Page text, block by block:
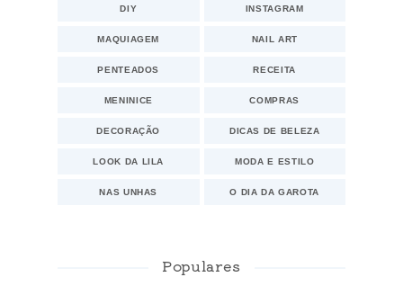
DIY INSTAGRAM
MAQUIAGEM NAIL ART
PENTEADOS RECEITA
MENINICE COMPRAS
DECORAÇÃO DICAS DE BELEZA
LOOK DA LILA MODA E ESTILO
NAS UNHAS O DIA DA GAROTA
Populares